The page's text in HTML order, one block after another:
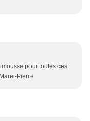
pour toutes ces
Pierre